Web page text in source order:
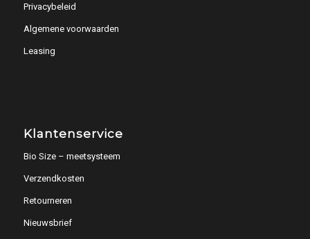
Privacybeleid
Algemene voorwaarden
Leasing
Klantenservice
Bio Size – meetsysteem
Verzendkosten
Retourneren
Nieuwsbrief